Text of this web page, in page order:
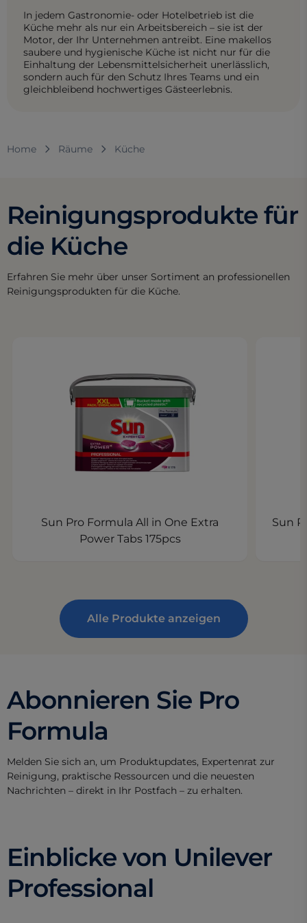
In jedem Gastronomie- oder Hotelbetrieb ist die
Küche mehr als nur ein Arbeitsbereich – sie ist der
Motor, der Ihr Unternehmen antreibt. Eine makellos
saubere und hygienische Küche ist nicht nur für die
Einhaltung der Lebensmittelsicherheit unerlässlich,
sondern auch für den Schutz Ihres Teams und ein
gleichbleibend hochwertiges Gästeerlebnis.
Home Räume Küche
Reinigungsprodukte für
die Küche
Erfahren Sie mehr über unser Sortiment an professionellen
Reinigungsprodukten für die Küche.
Sun Pro Formula All in One Extra
Power Tabs 175pcs
Sun
Alle Produkte anzeigen
Abonnieren Sie Pro
Formula
Melden Sie sich an, um Produktupdates, Expertenrat zur
Reinigung, praktische Ressourcen und die neuesten
Nachrichten – direkt in Ihr Postfach – zu erhalten.
Einblicke von Unilever
Professional